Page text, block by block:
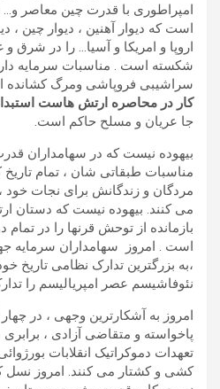
امپراطوری با قدرت چین معاصر و…
است که دیوار آهنین ، دیوار چین ،
اروپا و امریکا و آسیا… را در
شکسته است . مناسبات سرمایه
سراشیبی فروپاشی ومرگ
کار در محاصره ارتش هاست
جا عریان و مسلح حاکم است.
بیهوده نیست که در سهامداران
مناسبات طبقاتی شان ، تمام تاریخ
مردگان و زندگانش برای نجات
می کنند. بیهوده نیست که دستان
بازمانده از توحش قرنها را در
است . امروز سهامداران سرمایه
،به بزرگترین تدارک نظامی
نئوفاشیسم عصر امپریالیسم را
امروز به آشکارترین وجهی ، در
پاخواسته و متقاضی آزادی ،
تعهدات دموکراتیک انقلابات
کشی و کشتار می کنند. امروز نسل